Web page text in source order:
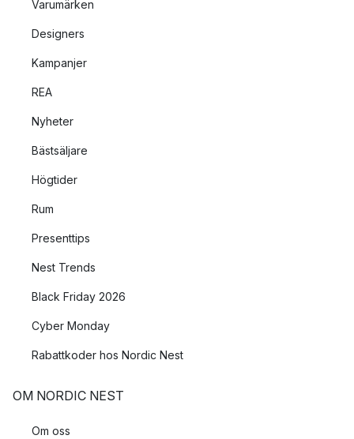
Varumärken
Designers
Kampanjer
REA
Nyheter
Bästsäljare
Högtider
Rum
Presenttips
Nest Trends
Black Friday 2026
Cyber Monday
Rabattkoder hos Nordic Nest
OM NORDIC NEST
Om oss